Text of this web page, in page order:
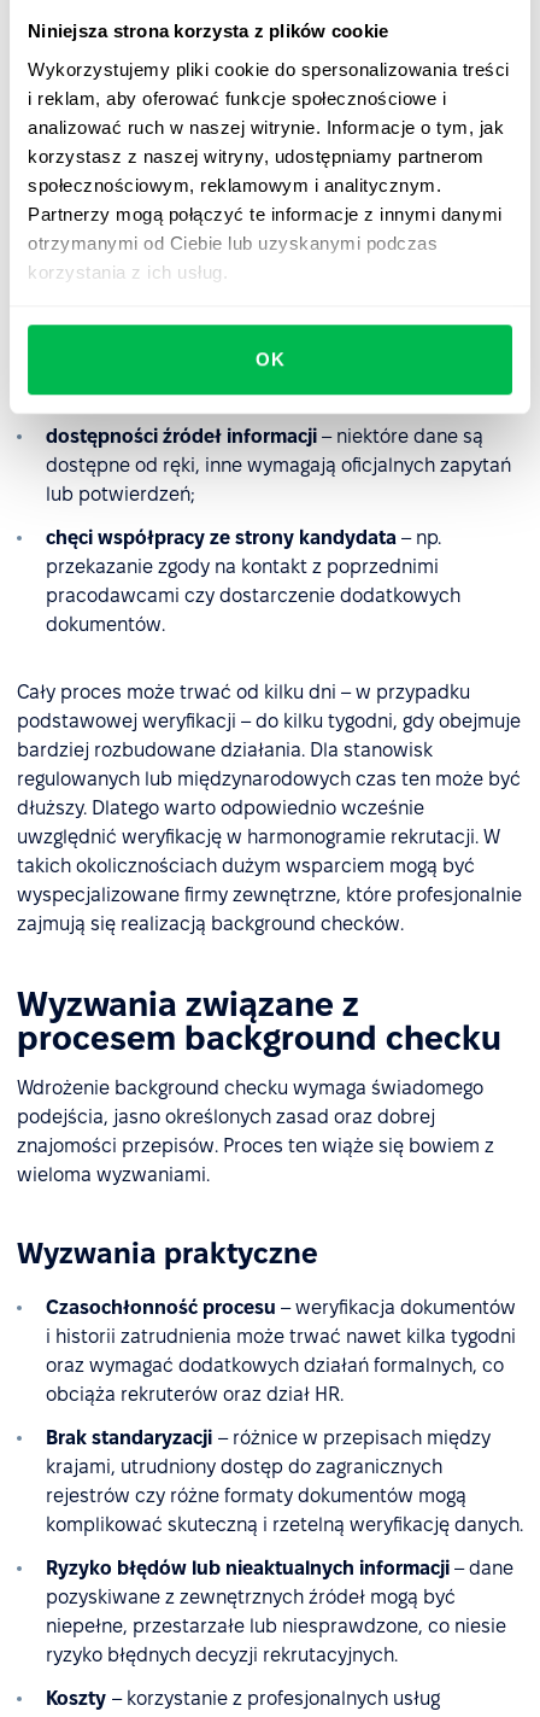
Niniejsza strona korzysta z plików cookie
Wykorzystujemy pliki cookie do spersonalizowania treści
i reklam, aby oferować funkcje społecznościowe i
analizować ruch w naszej witrynie. Informacje o tym, jak
korzystasz z naszej witryny, udostępniamy partnerom
społecznościowym, reklamowym i analitycznym.
Partnerzy mogą połączyć te informacje z innymi danymi
otrzymanymi od Ciebie lub uzyskanymi podczas
korzystania z ich usług.
OK
zatrudnieniu.
Ile trwa proces background
check?
Czas trwania background checku zależy od kilku
czynników, w tym od:
międzynarodowa weryfikacja kwalifikacji
zawodowych;
dostępności źródeł informacji – niektóre dane są
dostępne od ręki, inne wymagają oficjalnych zapytań
lub potwierdzeń;
chęci współpracy ze strony kandydata – np.
przekazanie zgody na kontakt z poprzednimi
pracodawcami czy dostarczenie dodatkowych
dokumentów.
Cały proces może trwać od kilku dni – w przypadku
podstawowej weryfikacji – do kilku tygodni, gdy obejmuje
bardziej rozbudowane działania. Dla stanowisk
regulowanych lub międzynarodowych czas ten może być
dłuższy. Dlatego warto odpowiednio wcześnie
uwzględnić weryfikację w harmonogramie rekrutacji. W
takich okolicznościach dużym wsparciem mogą być
wyspecjalizowane firmy zewnętrzne, które profesjonalnie
zajmują się realizacją background checków.
Wyzwania związane z
procesem background checku
Wdrożenie background checku wymaga świadomego
podejścia, jasno określonych zasad oraz dobrej
znajomości przepisów. Proces ten wiąże się bowiem z
wieloma wyzwaniami.
Wyzwania praktyczne
Czasochłonność procesu – weryfikacja dokumentów
i historii zatrudnienia może trwać nawet kilka tygodni
oraz wymagać dodatkowych działań formalnych, co
obciąża rekruterów oraz dział HR.
Brak standaryzacji – różnice w przepisach między
krajami, utrudniony dostęp do zagranicznych
rejestrów czy różne formaty dokumentów mogą
komplikować skuteczną i rzetelną weryfikację danych.
Ryzyko błędów lub nieaktualnych informacji – dane
pozyskiwane z zewnętrznych źródeł mogą być
niepełne, przestarzałe lub niesprawdzone, co niesie
ryzyko błędnych decyzji rekrutacyjnych.
Koszty – korzystanie z profesjonalnych usług